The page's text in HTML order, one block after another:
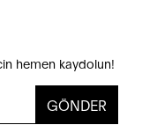
hemen kaydolun!
GÖNDER